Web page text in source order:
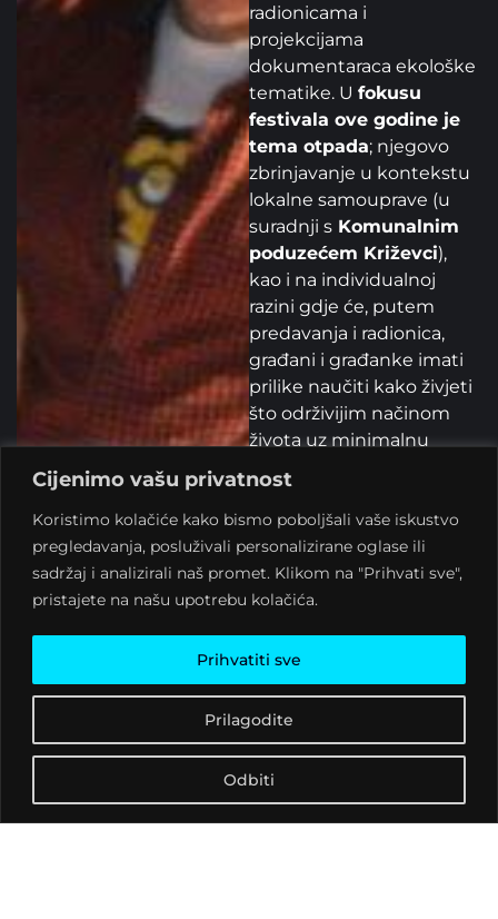
Cijenimo vašu privatnost
Koristimo kolačiće kako bismo poboljšali vaše iskustvo
pregledavanja, posluživali personalizirane oglase ili
sadržaj i analizirali naš promet. Klikom na "Prihvati sve",
pristajete na našu upotrebu kolačića.
Prilagodite
Odbiti
Prihvatiti sve
radionicama i
projekcijama
dokumentaraca ekološke
tematike. U fokusu
festivala ove godine je
tema otpada; njegovo
zbrinjavanje u kontekstu
lokalne samouprave (u
suradnji s Komunalnim
poduzećem Križevci),
kao i na individualnoj
razini gdje će, putem
predavanja i radionica,
građani i građanke imati
prilike naučiti kako živjeti
što održivijim načinom
života uz minimalnu
ekološkog otiska.
Kroz teme će se kritički
preispitivati društveni
sustav kapitalizma i
kapitalistički pristup
rješavanju problema u
okolišu. U sklopu festivala
također će se održati
akcija čišćenja šume
„Ratarna“ (u nedjelju 9.10.